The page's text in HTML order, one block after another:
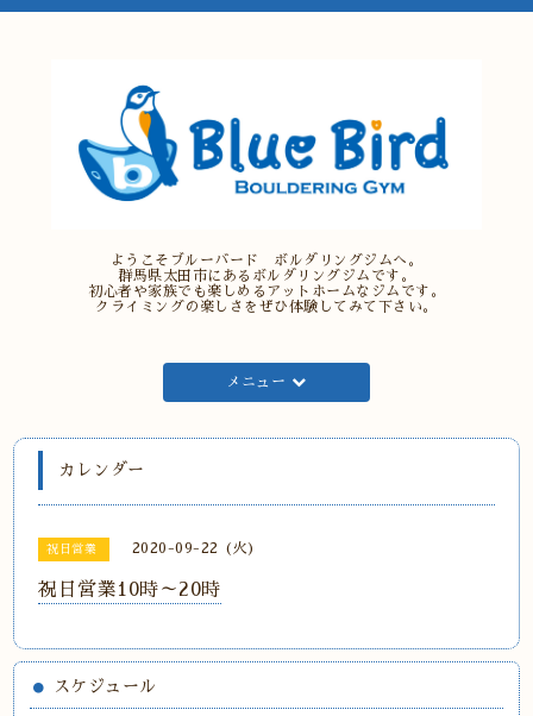
ようこそブルーバード ボルダリングジムへ。
群馬県太田市にあるボルダリングジムです。
初心者や家族でも楽しめるアットホームなジムです。
クライミングの楽しさをぜひ体験してみて下さい。
メニュー
カレンダー
祝日営業 2020-09-22 (火)
祝日営業10時～20時
スケジュール